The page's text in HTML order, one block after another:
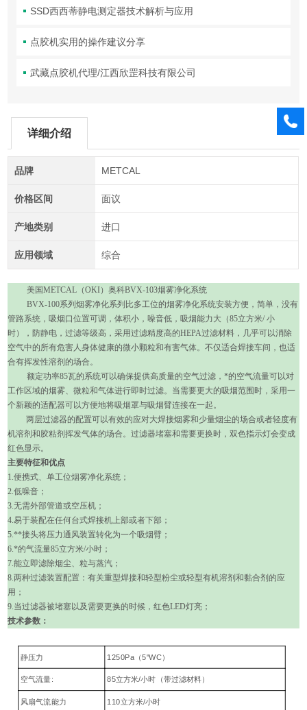
SSD西西蒂静电测定器技术解析与应用
点胶机实用的操作建议分享
武藏点胶机代理/江西欣罡科技有限公司
详细介绍
品牌 METCAL
价格区间 面议
产地类别 进口
应用领域 综合
美国METCAL（OKI）奥科BVX-103烟雾净化系统
BVX-100系列烟雾净化系列比多工位的烟雾净化系统安装方便，简单，没有
管路系统，吸烟口位置可调，体积小，噪音低，吸烟能力大（85立方米/小
时），防静电，过滤等级高，采用过滤精度高的HEPA过滤材料，几乎可以消除
空气中的所有危害人身体健康的微小颗粒和有害气体。不仅适合焊接车间，也适
合有挥发性溶剂的场合。
额定功率85瓦的系统可以确保提供高质量的空气过滤，*的空气流量可以对
工作区域的烟雾、微粒和气体进行即时过滤。当需要更大的吸烟范围时，采用一
个新颖的适配器可以方便地将吸烟罩与吸烟臂连接在一起。
两层过滤器的配置可以有效的应对大焊接烟雾和少量烟尘的场合或者轻度有
机溶剂和胶粘剂挥发气体的场合。过滤器堵塞和需要更换时，双色指示灯会变成
红色显示。
主要特征和优点
1.便携式、单工位烟雾净化系统；
2.低噪音；
3.无需外部管道或空压机；
4.易于装配在任何台式焊接机上部或者下部；
5.**接头将压力通风装置转化为一个吸烟臂；
6.*的气流量85立方米/小时；
7.能立即滤除烟尘、粒与蒸汽；
8.两种过滤装置配置：有关重型焊接和轻型粉尘或轻型有机溶剂和黏合剂的应
用；
9.当过滤器被堵塞以及需要更换的时候，红色LED灯亮；
技术参数：
静压力 1250Pa（5"WC）
空气流量: 85立方米/小时（带过滤材料）
风扇气流能力 110立方米/小时